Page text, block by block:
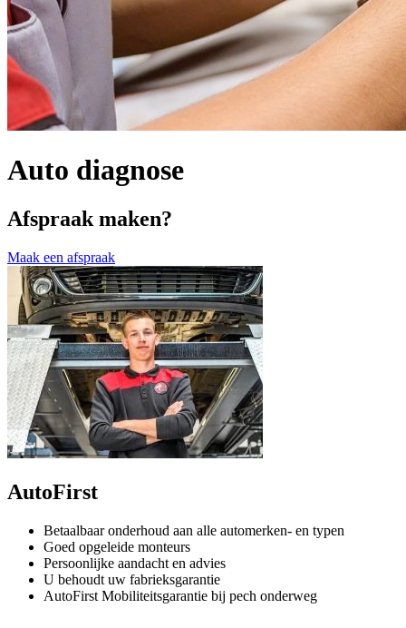
Auto diagnose
Afspraak maken?
Maak een afspraak
AutoFirst
Betaalbaar onderhoud aan alle automerken- en typen
Goed opgeleide monteurs
Persoonlijke aandacht en advies
U behoudt uw fabrieksgarantie
AutoFirst Mobiliteitsgarantie bij pech onderweg